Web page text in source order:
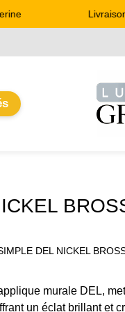
Livraison
DEL NICKEL
murale DEL,
un éclat brillant et